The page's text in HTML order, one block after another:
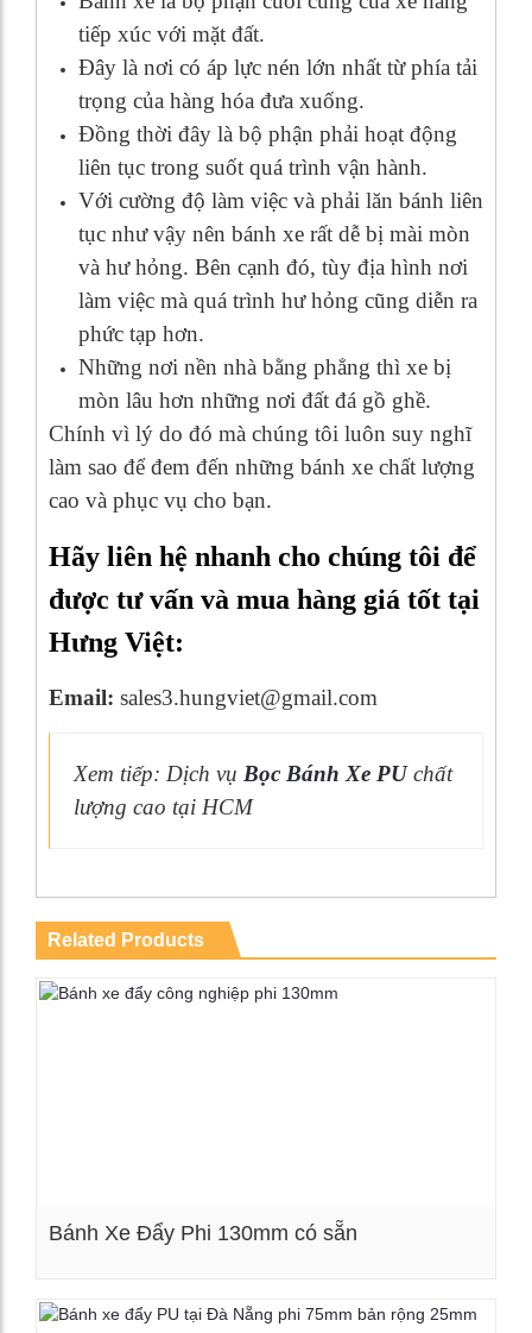
tiếp xúc với mặt đất.
Đây là nơi có áp lực nén lớn nhất từ phía tải
trọng của hàng hóa đưa xuống.
Đồng thời đây là bộ phận phải hoạt động
liên tục trong suốt quá trình vận hành.
Với cường độ làm việc và phải lăn bánh liên
tục như vậy nên bánh xe rất dễ bị mài mòn
và hư hỏng. Bên cạnh đó, tùy địa hình nơi
làm việc mà quá trình hư hỏng cũng diễn ra
phức tạp hơn.
Những nơi nền nhà bằng phẳng thì xe bị
mòn lâu hơn những nơi đất đá gồ ghề.
Chính vì lý do đó mà chúng tôi luôn suy nghĩ
làm sao để đem đến những bánh xe chất lượng
cao và phục vụ cho bạn.
Hãy liên hệ nhanh cho chúng tôi để
được tư vấn và mua hàng giá tốt tại
Hưng Việt:
Email: sales3.hungviet@gmail.com
Xem tiếp: Dịch vụ Bọc Bánh Xe PUchất
lượng cao tại HCM
Related Products
Bánh Xe Đẩy Phi 130mm có sẵn